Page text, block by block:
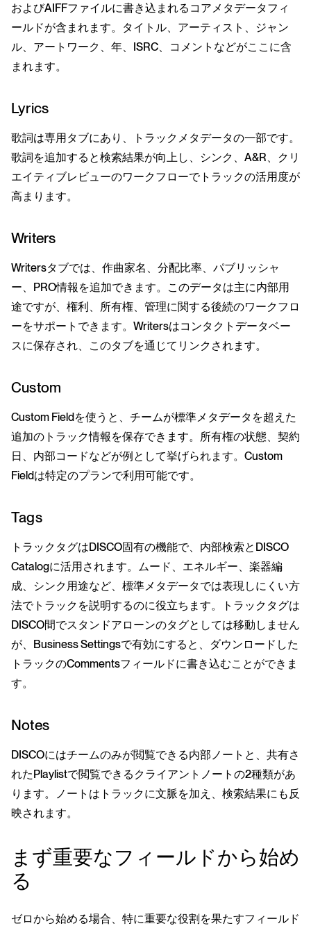
およびAIFFファイルに書き込まれるコアメタデータフィ
ールドが含まれます。タイトル、アーティスト、ジャン
ル、アートワーク、年、ISRC、コメントなどがここに含
まれます。
Lyrics
歌詞は専用タブにあり、トラックメタデータの一部です。
歌詞を追加すると検索結果が向上し、シンク、A&R、クリ
エイティブレビューのワークフローでトラックの活用度が
高まります。
Writers
Writersタブでは、作曲家名、分配比率、パブリッシャ
ー、PRO情報を追加できます。このデータは主に内部用
途ですが、権利、所有権、管理に関する後続のワークフロ
ーをサポートできます。Writersはコンタクトデータベー
スに保存され、このタブを通じてリンクされます。
Custom
Custom Fieldを使うと、チームが標準メタデータを超えた
追加のトラック情報を保存できます。所有権の状態、契約
日、内部コードなどが例として挙げられます。Custom
Fieldは特定のプランで利用可能です。
Tags
トラックタグはDISCO固有の機能で、内部検索とDISCO
Catalogに活用されます。ムード、エネルギー、楽器編
成、シンク用途など、標準メタデータでは表現しにくい方
法でトラックを説明するのに役立ちます。トラックタグは
DISCO間でスタンドアローンのタグとしては移動しません
が、Business Settingsで有効にすると、ダウンロードした
トラックのCommentsフィールドに書き込むことができま
す。
Notes
DISCOにはチームのみが閲覧できる内部ノートと、共有さ
れたPlaylistで閲覧できるクライアントノートの2種類があ
ります。ノートはトラックに文脈を加え、検索結果にも反
映されます。
まず重要なフィールドから始め
る
ゼロから始める場合、特に重要な役割を果たすフィールド